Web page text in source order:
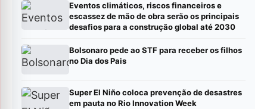
Eventos climáticos, riscos financeiros e
escassez de mão de obra serão os principais
desafios para a construção global até 2030
Bolsonaro pede ao STF para receber os filhos
no Dia dos Pais
Super El Niño coloca prevenção de desastres
em pauta no Rio Innovation Week